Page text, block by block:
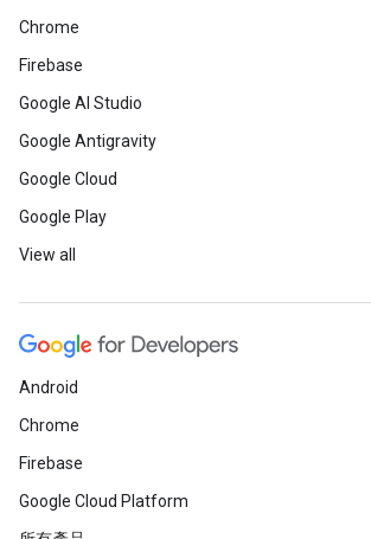
Chrome
Firebase
Google AI Studio
Google Antigravity
Google Cloud
Google Play
View all
Android
Chrome
Firebase
Google Cloud Platform